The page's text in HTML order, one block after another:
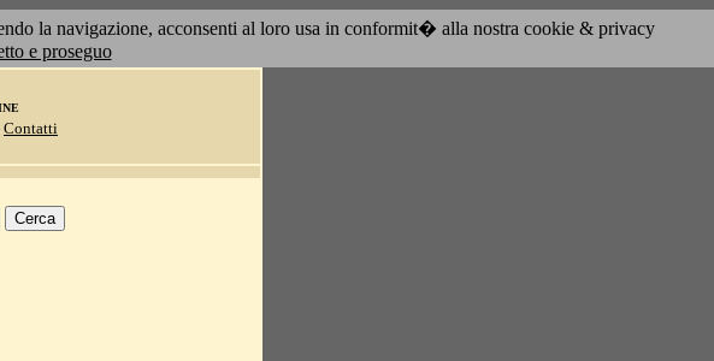
la navigazione, acconsenti al loro usa in conformit� alla nostra cookie & privacy
e proseguo
Contatti